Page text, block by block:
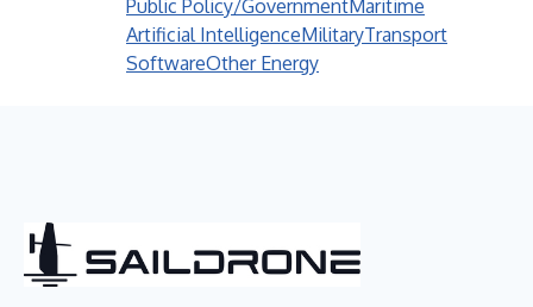
Public Policy/GovernmentMaritime
Artificial IntelligenceMilitaryTransport
SoftwareOther Energy